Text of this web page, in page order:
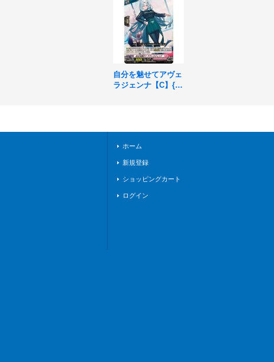
自分を魅せてアヴェ
ラジェンナ【C】{D
ホーム
新規登録
ショッピングカート
ログイン